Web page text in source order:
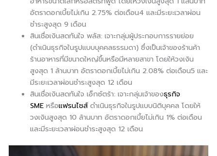
อัตราดอกเบี้ยไม่เกิน 2.75% ต่อเดือน4 และมีระยะเวลาผ่อน
ชำระสูงสุด 9 เดือน
สินเชื่อเงินสดทันใจ พลัส: เจาะกลุ่มผู้ประกอบการรายย่อย
(ดำเนินธุรกิจในรูปแบบบุคคลธรรมดา) ซึ่งเป็นเจ้าของร้านค้า
ร้านอาหารที่มีขนาดใหญ่ขึ้นหรือมีหลายสาขา โดยให้วงเงิน
สูงสุด 1 ล้านบาท อัตราดอกเบี้ยไม่เกิน 2.08% ต่อเดือน5 และ
มีระยะเวลาผ่อนชำระสูงสุด 12 เดือน
สินเชื่อเงินสดทันใจ เอ็กซ์ตร้า: เจาะกลุ่มเจ้าของธุรกิจ
SMEหรือแฟรนไชส์ดำเนินธุรกิจในรูปแบบนิติบุคคล โดยให้
วงเงินสูงสุด 10 ล้านบาท อัตราดอกเบี้ยไม่เกิน 1% ต่อเดือน
และมีระยะเวลาผ่อนชำระสูงสุด 12 เดือน